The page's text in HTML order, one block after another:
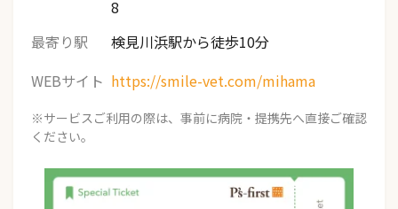
8
最寄り駅
検見川浜駅から徒歩10分
WEBサイト https://smile-vet.com/mihama
※サービスご利用の際は、事前に病院・提携先へ直接ご確認
ください。